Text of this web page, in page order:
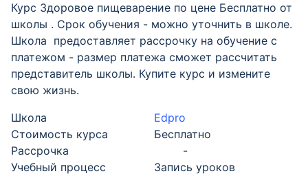
Курс Здоровое пищеварение по цене Бесплатно от
школы . Срок обучения - можно уточнить в школе.
Школа предоставляет рассрочку на обучение с
платежом - размер платежа сможет рассчитать
представитель школы. Купите курс и измените
свою жизнь.
Школа
Edpro
Стоимость курса
Бесплатно
Рассрочка
-
Учебный процесс
Запись уроков